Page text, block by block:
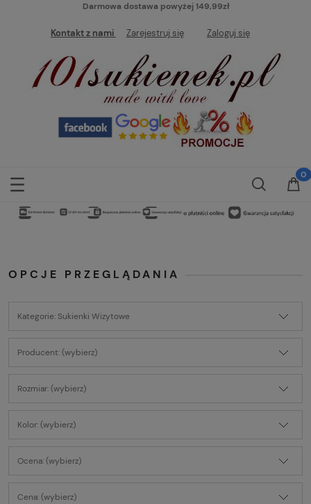
Darmowa dostawa powyżej 149,99zł
Kontakt z nami Zarejestruj się Zaloguj się
OPCJE PRZEGLĄDANIA
Kategorie: Sukienki Wizytowe
Producent: (wybierz)
Rozmiar: (wybierz)
Kolor: (wybierz)
Ocena: (wybierz)
Cena: (wybierz)